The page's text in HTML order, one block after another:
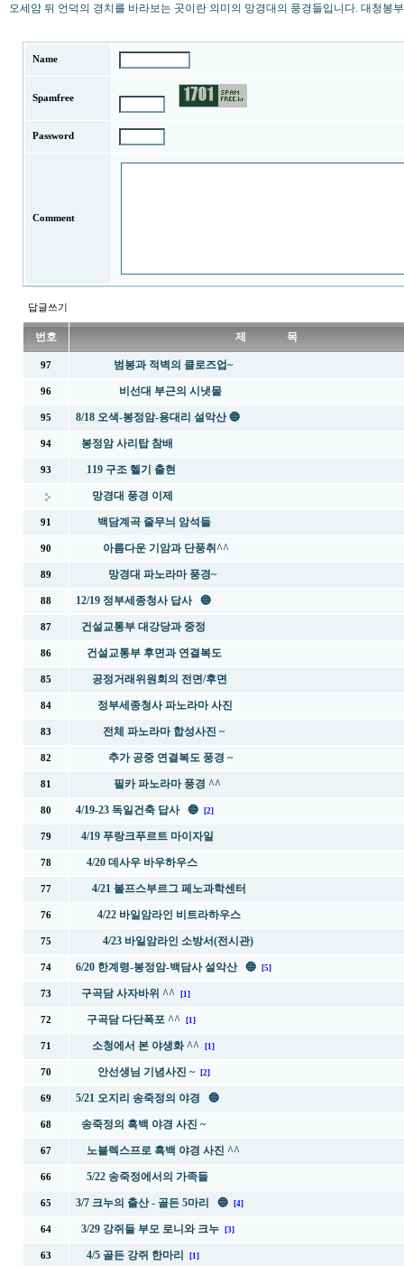
오세암 뒤 언덕의 경치를 바라보는 곳이란 의미의 망경대의 풍경들입니다. 대청봉
Name
Spamfree
Password
Comment
답글쓰기
번호 제 목
97 범봉과 적벽의 클로즈업~
96 비선대 부근의 시냇물
95 8/18 오색-봉정암-용대리 설악산 🔵
94 봉정암 사리탑 참배
93 119 구조 헬기 출현
망경대 풍경 이제
91 백담계곡 줄무늬 암석들
90 아름다운 기암과 단풍취^^
89 망경대 파노라마 풍경~
88 12/19 정부세종청사 답사 🔵
87 건설교통부 대강당과 중정
86 건설교통부 후면과 연결복도
85 공정거래위원회의 전면/후면
84 정부세종청사 파노라마 사진
83 전체 파노라마 합성사진 ~
82 추가 공중 연결복도 풍경 ~
81 필카 파노라마 풍경 ^^
80 4/19-23 독일건축 답사 🔵 [2]
79 4/19 푸랑크푸르트 마이자일
78 4/20 데사우 바우하우스
77 4/21 볼프스부르그 페노과학센터
76 4/22 바일암라인 비트라하우스
75 4/23 바일암라인 소방서(전시관)
74 6/20 한계령-봉정암-백담사 설악산 🔵 [5]
73 구곡담 사자바위 ^^ [1]
72 구곡담 다단폭포 ^^ [1]
71 소청에서 본 야생화 ^^ [1]
70 안선생님 기념사진 ~ [2]
69 5/21 오지리 송죽정의 야경 🔵
68 송죽정의 흑백 야경 사진 ~
67 노블렉스프로 흑백 야경 사진 ^^
66 5/22 송죽정에서의 가족들
65 3/7 크누의 출산 - 골든 5마리 🔵 [4]
64 3/29 강쥐들 부모 로니와 크누 [3]
63 4/5 골든 강쥐 한마리 [1]